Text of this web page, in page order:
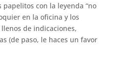
papelitos con la leyenda “no
en la oficina y los
de indicaciones,
(de paso, le haces un favor